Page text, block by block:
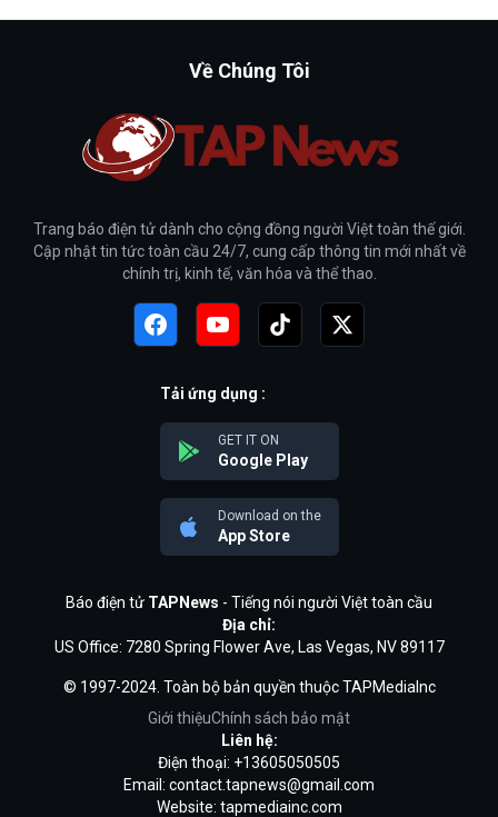
Về Chúng Tôi
Trang báo điện tử dành cho cộng đồng người Việt toàn thế giới.
Cập nhật tin tức toàn cầu 24/7, cung cấp thông tin mới nhất về
chính trị, kinh tế, văn hóa và thể thao.
Tải ứng dụng :
GET IT ON
Google Play
Download on the
App Store
Báo điện tử TAPNews - Tiếng nói người Việt toàn cầu
Địa chỉ:
US Office: 7280 Spring Flower Ave, Las Vegas, NV 89117
© 1997-2024. Toàn bộ bản quyền thuộc TAPMediaInc
Giới thiệuChính sách bảo mật
Liên hệ:
Điện thoại: +13605050505
Email: contact.tapnews@gmail.com
Website: tapmediainc.com